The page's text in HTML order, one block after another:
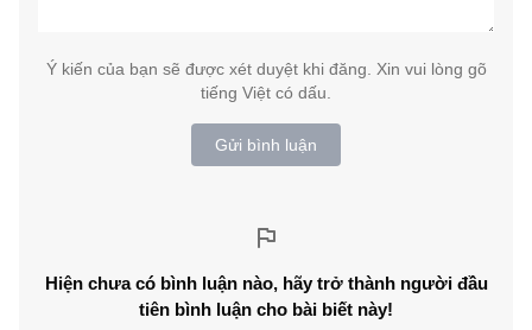
Ý kiến của bạn sẽ được xét duyệt khi đăng. Xin vui lòng gõ
tiếng Việt có dấu.
Gửi bình luận
Hiện chưa có bình luận nào, hãy trở thành người đầu
tiên bình luận cho bài biết này!